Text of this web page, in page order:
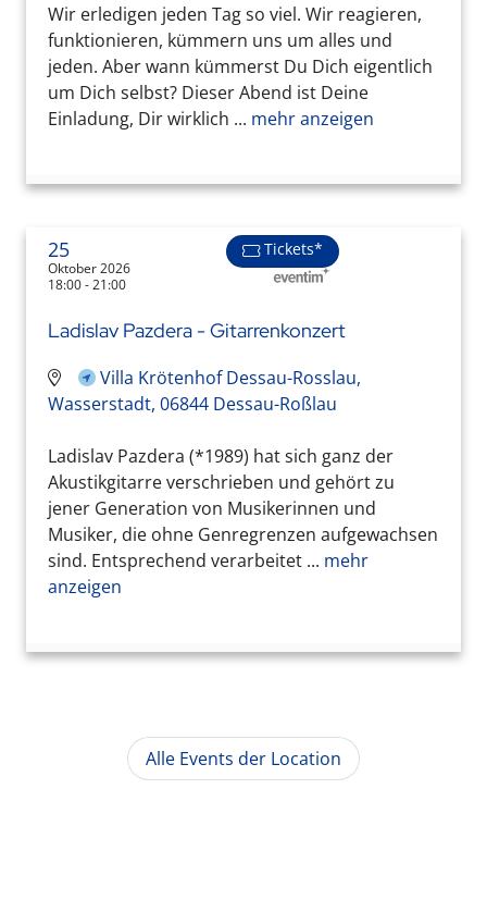
Wir erledigen jeden Tag so viel. Wir reagieren,
funktionieren, kümmern uns um alles und
jeden. Aber wann kümmerst Du Dich eigentlich
um Dich selbst? Dieser Abend ist Deine
Einladung, Dir wirklich ... mehr anzeigen
25
Oktober 2026
18:00 - 21:00
Tickets*
Ladislav Pazdera - Gitarrenkonzert
Villa Krötenhof Dessau-Rosslau,
Wasserstadt, 06844 Dessau-Roßlau
Ladislav Pazdera (*1989) hat sich ganz der
Akustikgitarre verschrieben und gehört zu
jener Generation von Musikerinnen und
Musiker, die ohne Genregrenzen aufgewachsen
sind. Entsprechend verarbeitet ... mehr
anzeigen
Alle Events der Location